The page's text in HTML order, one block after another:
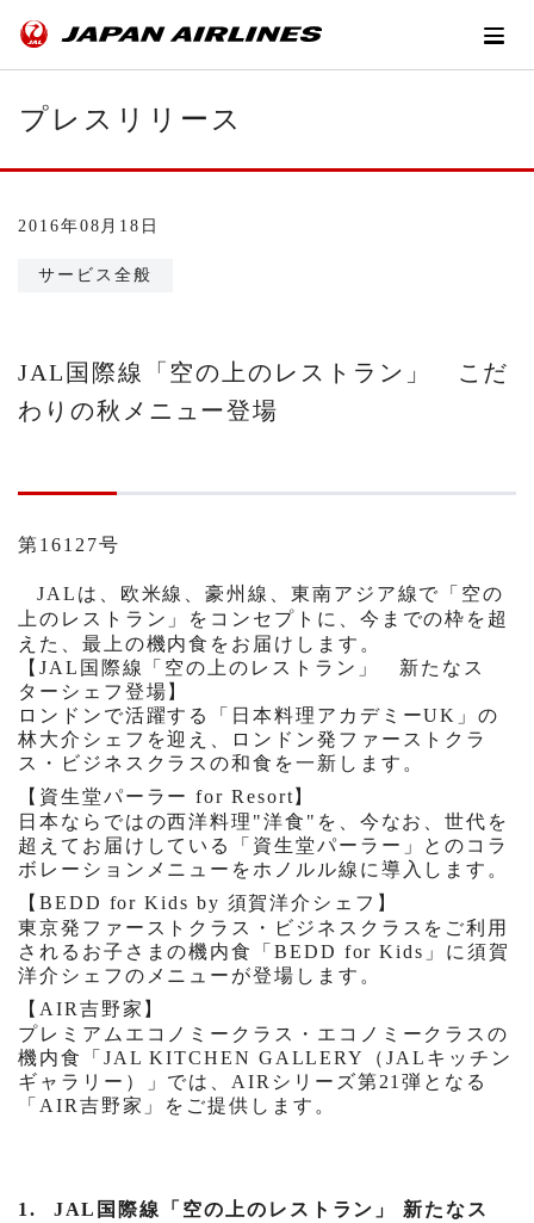
プレスリリース
2016年08月18日
サービス全般
JAL国際線「空の上のレストラン」 こだ
わりの秋メニュー登場
第16127号
JAL は、欧米線、豪州線、東南アジア線で「空の
上のレストラン」をコンセプトに、今までの枠を超
えた、最上の機内食をお届けします。
【 JAL 国際線「空の上のレストラン」 新たなス
ターシェフ登場】
ロンドンで活躍する「日本料理アカデミーUK 」の
林大介シェフを迎え、ロンドン発ファーストクラ
ス・ビジネスクラスの和食を一新します。
【資生堂パーラーfor Resort 】
日本ならではの西洋料理"洋食"を、今なお、世代を
超えてお届けしている「資生堂パーラー」とのコラ
ボレーションメニューをホノルル線に導入します。
【 BEDD for Kids by 須賀洋介シェフ】
東京発ファーストクラス・ビジネスクラスをご利用
されるお子さまの機内食「BEDD for Kids 」に須賀
洋介シェフのメニューが登場します。
【 AIR 吉野家】
プレミアムエコノミークラス・エコノミークラスの
機内食「 JAL KITCHEN GALLERY （JAL キッチン
ギャラリー）」では、 AIR シリーズ第21弾となる
「 AIR 吉野家」をご提供します。
1. JAL国際線
「空の上のレストラン」 新たなス